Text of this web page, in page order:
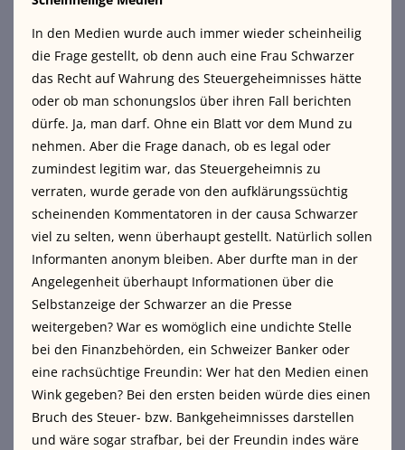
In den Medien wurde auch immer wieder scheinheilig
die Frage gestellt, ob denn auch eine Frau Schwarzer
das Recht auf Wahrung des Steuergeheimnisses hätte
oder ob man schonungslos über ihren Fall berichten
dürfe. Ja, man darf. Ohne ein Blatt vor dem Mund zu
nehmen. Aber die Frage danach, ob es legal oder
zumindest legitim war, das Steuergeheimnis zu
verraten, wurde gerade von den aufklärungssüchtig
scheinenden Kommentatoren in der causa Schwarzer
viel zu selten, wenn überhaupt gestellt. Natürlich sollen
Informanten anonym bleiben. Aber durfte man in der
Angelegenheit überhaupt Informationen über die
Selbstanzeige der Schwarzer an die Presse
weitergeben? War es womöglich eine undichte Stelle
bei den Finanzbehörden, ein Schweizer Banker oder
eine rachsüchtige Freundin: Wer hat den Medien einen
Wink gegeben? Bei den ersten beiden würde dies einen
Bruch des Steuer- bzw. Bankgeheimnisses darstellen
und wäre sogar strafbar, bei der Freundin indes wäre